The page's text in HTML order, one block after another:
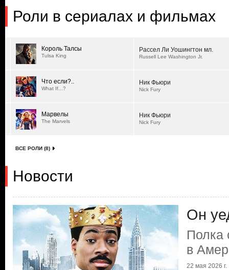
Роли в сериалах и фильмах
Король Талсы
Tulsa King
Рассел Ли Уошингтон мл.
Russell Lee Washington Jr.
Что если?..
What If...?
Ник Фьюри
Nick Fury
Марвелы
The Marvels
Ник Фьюри
Nick Fury
ВСЕ РОЛИ (8)
Новости
Он
Полка
в
22 мая 2026 г.